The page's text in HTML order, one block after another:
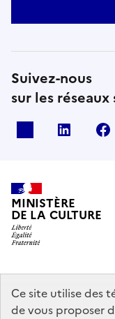
Ce site utilise des
de vous proposer
Suivez-nous
sur les
linkedin
MINISTÈRE
DE LA CULTURE
data.gouv.fr